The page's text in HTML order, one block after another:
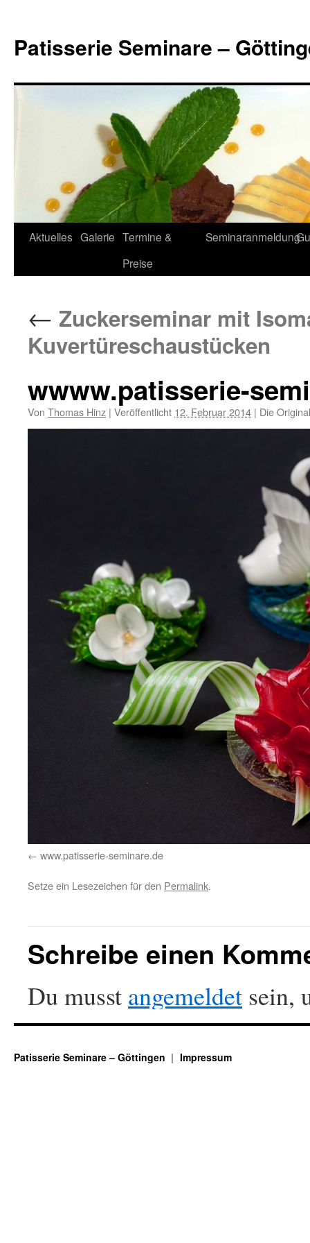
springen
Patisserie Seminare –
Aktuelles Galerie Termine &
Preise
Seminaranmeldung
← Zuckerseminar mit
Kuvertüreschaustücken
wwww.patisserie-
Von Thomas Hinz | Veröffentlicht 12. Februar 2014 | Die
www.patisserie-seminare.de
Setze ein Lesezeichen für den Permalink.
Schreibe einen
Du musst angemeldet sein,
Patisserie Seminare – Göttingen Impressum